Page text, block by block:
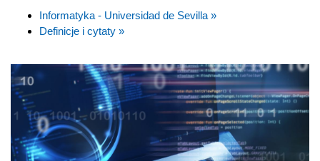
Informatyka - Universidad de Sevilla »
Definicje i cytaty »